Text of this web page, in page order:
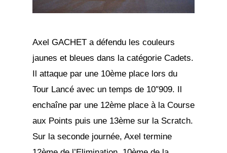
Axel GACHET a défendu les couleurs
jaunes et bleues dans la catégorie Cadets.
Il attaque par une 10ème place lors du
Tour Lancé avec un temps de 10″909. Il
enchaîne par une 12ème place à la Course
aux Points puis une 13ème sur la Scratch.
Sur la seconde journée, Axel termine